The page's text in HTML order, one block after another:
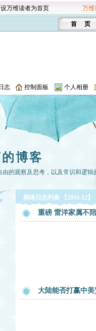
设万维读者为首页 万维
首 页
志 控制面板 个人相册
博客
的观察及思考，以及常识和逻辑
网络日志列表 【2016-12】
重磅 雷洋家属不
大陆能否打赢中